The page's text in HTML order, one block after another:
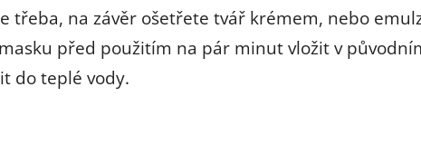
třeba, na závěr ošetřete tvář krémem, nebo
před použitím na pár minut vložit v
do teplé vody.